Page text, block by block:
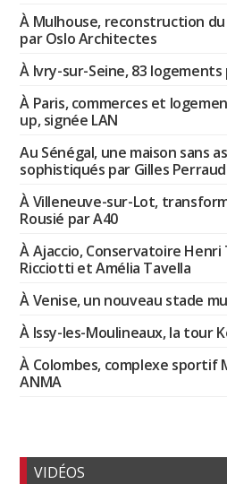
À Mulhouse, reconstruction du
par Oslo Architectes
À Ivry-sur-Seine, 83
À Paris, commerces et
up, signée LAN
Au Sénégal, une maison sans
sophistiqués par Gilles
À Villeneuve-sur-Lot,
Rousié par A40
À Ajaccio, Conservatoire Henri
Ricciotti et Amélia Tavella
À Venise, un nouveau stade
À Issy-les-Moulineaux, la tour
À Colombes, complexe sportif
ANMA
VIDÉOS